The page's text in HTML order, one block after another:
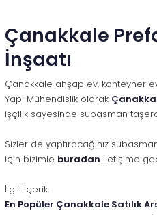
Çanakkale
İnşaatı
Çanakkale ahşap ev, konteyner
Yapı Mühendislik olarak
işçilik sayesinde subasman
Sizler de yaptıracağınız
için bizimle buradan iletişime
İlgili İçerik:
En Popüler Çanakkale Satılık